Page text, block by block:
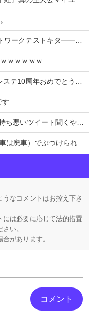
ストキタ━━━━(゜∀゜)━━━━!!
ｗｗｗｗｗ
八神マキノ・イベントSRイヴ、SR望月聖！
す
てるのかなって思ったら相手鴨神やんけ
手と付き合ってしまうｗｗｗｗｗｗｗｗ
4月から2年間1％に8月5日
うなコメントはお控え下さ
には必要に応じて法的措置
い。
があります。